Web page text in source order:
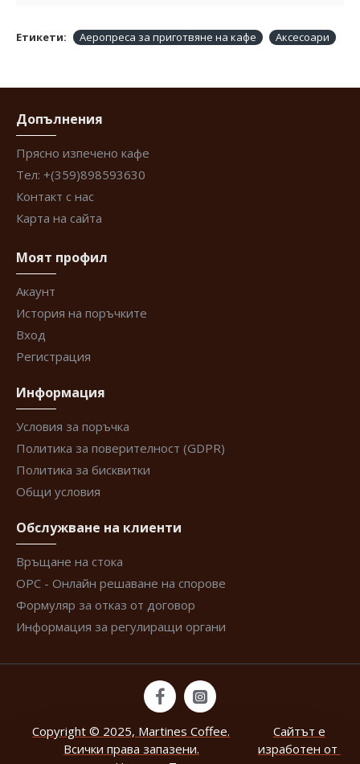
Етикети: Аеропреса за приготвяне на кафе Аксесоари
Допълнения
Прясно изпечено кафе
Тел: +(359)898593630
Контакт с нас
Карта на сайта
Моят профил
Акаунт
История на поръчките
Вход
Регистрация
Информация
Условия за поръчка
Политика за поверителност (GDPR)
Политика за бисквитки
Общи условия
Обслужване на клиенти
Връщане на стока
ОРС - Онлайн решаване на спорове
Формуляр за отказ от договор
Информация за регулиращи органи
Copyright © 2025, Martines Coffee.
Всички права запазени.
Сайтът е
изработен от